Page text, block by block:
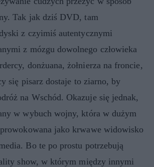
Tak jak dziś DVD, tam
z czyimiś autentycznymi
z mózgu dowolnego człowieka
donżuana, żołnierza na froncie,
się pisarz dostaje to ziarno, by
na Wschód. Okazuje się jednak,
w wybuch wojny, która w dużym
jako krwawe widowisko
Bo te po prostu potrzebują
show, w którym między innymi